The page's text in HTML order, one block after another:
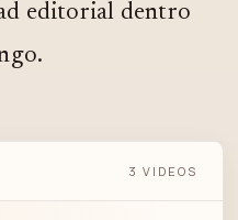
editorial dentro
3 VIDEOS